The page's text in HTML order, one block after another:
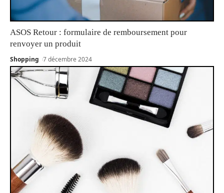
ASOS Retour : formulaire de remboursement pour
renvoyer un produit
Shopping 7 décembre 2024